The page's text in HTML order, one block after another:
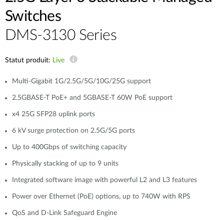
Switches
DMS-3130 Series
Statut produit: Live
Multi-Gigabit 1G/2.5G/5G/10G/25G support
2.5GBASE-T PoE+ and 5GBASE-T 60W PoE support
x4 25G SFP28 uplink ports
6 kV surge protection on 2.5G/5G ports
Up to 400Gbps of switching capacity
Physically stacking of up to 9 units
Integrated software image with powerful L2 and L3 features
Power over Ethernet (PoE) options, up to 740W with RPS
QoS and D-Link Safeguard Engine